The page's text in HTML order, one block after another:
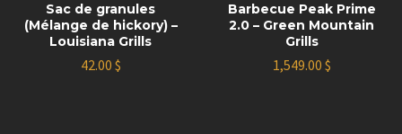
Sac de granules
(Mélange de hickory) –
Louisiana Grills
42.00 $
Barbecue Peak Prime
2.0 – Green Mountain
Grills
1,549.00 $